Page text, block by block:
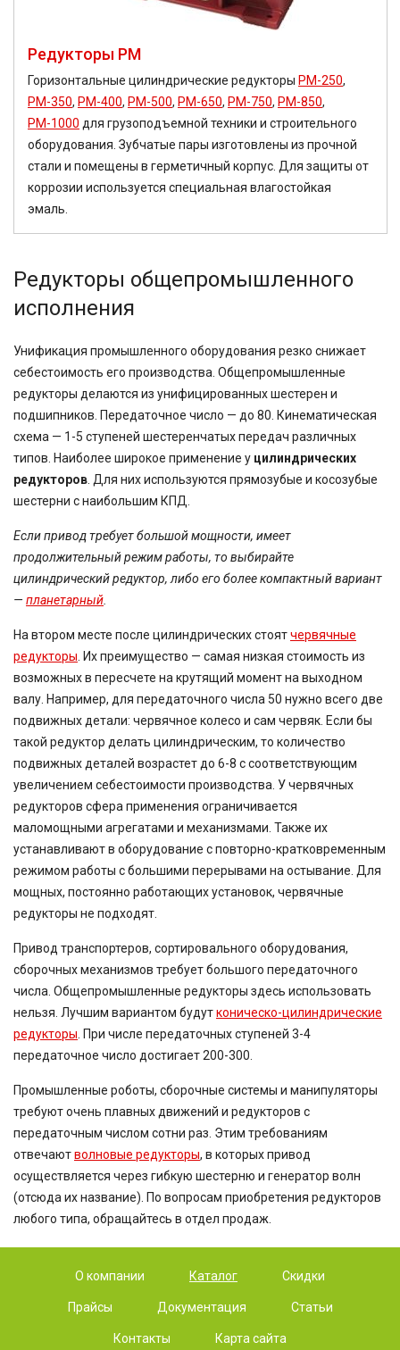
Редукторы РМ
Горизонтальные цилиндрические редукторы РМ-250,
РМ-350, РМ-400, РМ-500, РМ-650, РМ-750, РМ-850,
РМ-1000 для грузоподъемной техники и строительного
оборудования. Зубчатые пары изготовлены из прочной
стали и помещены в герметичный корпус. Для защиты от
коррозии используется специальная влагостойкая
эмаль.
Редукторы общепромышленного
исполнения
Унификация промышленного оборудования резко снижает
себестоимость его производства. Общепромышленные
редукторы делаются из унифицированных шестерен и
подшипников. Передаточное число — до 80. Кинематическая
схема — 1-5 ступеней шестеренчатых передач различных
типов. Наиболее широкое применение у цилиндрических
редукторов . Для них используются прямозубые и косозубые
шестерни с наибольшим КПД.
Если привод требует большой мощности, имеет
продолжительный режим работы, то выбирайте
цилиндрический редуктор, либо его более компактный вариант
— планетарный
На втором месте после цилиндрических стоятчервячные
редукторы . Их преимущество — самая низкая стоимость из
возможных в пересчете на крутящий момент на выходном
валу. Например, для передаточного числа 50 нужно всего две
подвижных детали: червячное колесо и сам червяк. Если бы
такой редуктор делать цилиндрическим, то количество
подвижных деталей возрастет до 6-8 с соответствующим
увеличением себестоимости производства. У червячных
редукторов сфера применения ограничивается
маломощными агрегатами и механизмами. Также их
устанавливают в оборудование с повторно-кратковременным
режимом работы с большими перерывами на остывание. Для
мощных, постоянно работающих установок, червячные
редукторы не подходят.
Привод транспортеров, сортировального оборудования,
сборочных механизмов требует большого передаточного
числа. Общепромышленные редукторы здесь использовать
нельзя. Лучшим вариантом будутконическо-цилиндрические
редукторы . При числе передаточных ступеней 3-4
передаточное число достигает 200-300.
Промышленные роботы, сборочные системы и манипуляторы
требуют очень плавных движений и редукторов с
передаточным числом сотни раз. Этим требованиям
отвечаютволновые редукторы, в которых привод
осуществляется через гибкую шестерню и генератор волн
(отсюда их название). По вопросам приобретения редукторов
любого типа, обращайтесь в отдел продаж.
О компании Каталог Скидки
Прайсы Документация Статьи
Контакты Карта сайта